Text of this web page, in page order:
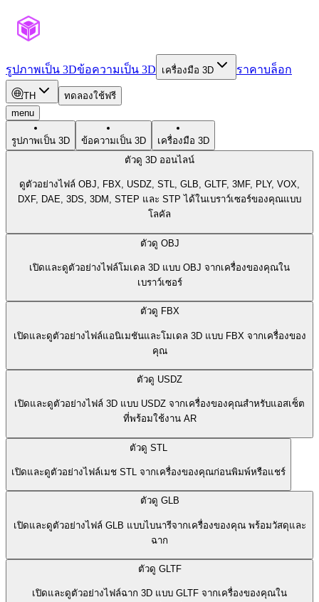
รูปภาพเป็น 3Dข้อความเป็น 3D เครื่องมือ 3D ราคาบล็อก
TH
ทดลองใช้ฟรี
menu
รูปภาพเป็น 3D ข้อความเป็น 3D
เครื่องมือ 3D
ตัวดู 3D ออนไลน์
ดูตัวอย่างไฟล์ OBJ, FBX, USDZ, STL, GLB, GLTF, 3MF, PLY, VOX,
DXF, DAE, 3DS, 3DM, STEP และ STP ได้ในเบราว์เซอร์ของคุณแบบ
โลคัล
ตัวดู OBJ
เปิดและดูตัวอย่างไฟล์โมเดล 3D แบบ OBJ จากเครื่องของคุณใน
เบราว์เซอร์
ตัวดู FBX
เปิดและดูตัวอย่างไฟล์แอนิเมชันและโมเดล 3D แบบ FBX จากเครื่องของ
คุณ
ตัวดู USDZ
เปิดและดูตัวอย่างไฟล์ 3D แบบ USDZ จากเครื่องของคุณสำหรับแอสเซ็ต
ที่พร้อมใช้งาน AR
ตัวดู STL
เปิดและดูตัวอย่างไฟล์เมช STL จากเครื่องของคุณก่อนพิมพ์หรือแชร์
ตัวดู GLB
เปิดและดูตัวอย่างไฟล์ GLB แบบไบนารีจากเครื่องของคุณ พร้อมวัสดุและ
ฉาก
ตัวดู GLTF
เปิดและดูตัวอย่างไฟล์ฉาก 3D แบบ GLTF จากเครื่องของคุณใน